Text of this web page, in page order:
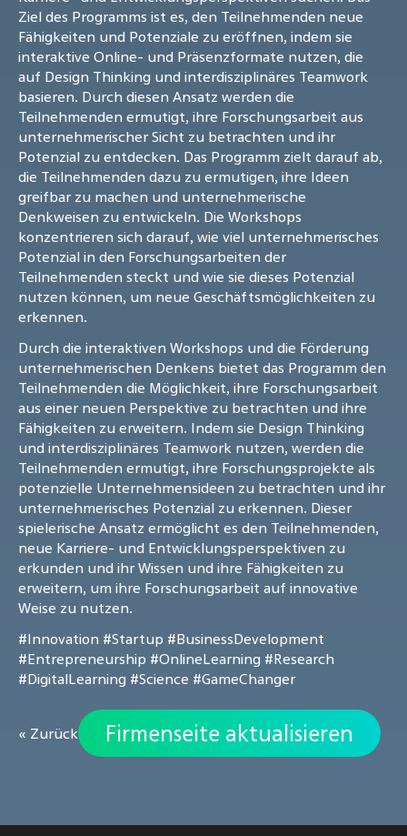
Ziel des Programms ist es, den Teilnehmenden neue
Fähigkeiten und Potenziale zu eröffnen, indem sie
interaktive Online- und Präsenzformate nutzen, die
auf Design Thinking und interdisziplinäres Teamwork
basieren. Durch diesen Ansatz werden die
Teilnehmenden ermutigt, ihre Forschungsarbeit aus
unternehmerischer Sicht zu betrachten und ihr
Potenzial zu entdecken. Das Programm zielt darauf ab,
die Teilnehmenden dazu zu ermutigen, ihre Ideen
greifbar zu machen und unternehmerische
Denkweisen zu entwickeln. Die Workshops
konzentrieren sich darauf, wie viel unternehmerisches
Potenzial in den Forschungsarbeiten der
Teilnehmenden steckt und wie sie dieses Potenzial
nutzen können, um neue Geschäftsmöglichkeiten zu
erkennen.
Durch die interaktiven Workshops und die Förderung
unternehmerischen Denkens bietet das Programm den
Teilnehmenden die Möglichkeit, ihre Forschungsarbeit
aus einer neuen Perspektive zu betrachten und ihre
Fähigkeiten zu erweitern. Indem sie Design Thinking
und interdisziplinäres Teamwork nutzen, werden die
Teilnehmenden ermutigt, ihre Forschungsprojekte als
potenzielle Unternehmensideen zu betrachten und ihr
unternehmerisches Potenzial zu erkennen. Dieser
spielerische Ansatz ermöglicht es den Teilnehmenden,
neue Karriere- und Entwicklungsperspektiven zu
erkunden und ihr Wissen und ihre Fähigkeiten zu
erweitern, um ihre Forschungsarbeit auf innovative
Weise zu nutzen.
#Innovation #Startup #BusinessDevelopment
#Entrepreneurship #OnlineLearning #Research
#DigitalLearning #Science #GameChanger
« Zurück Firmenseite aktualisieren